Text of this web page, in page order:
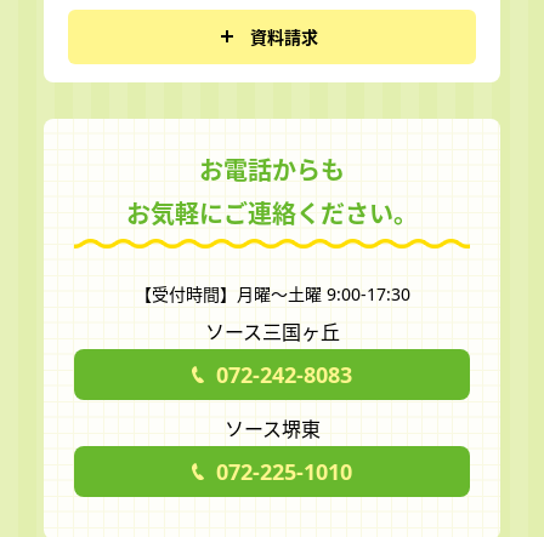
資料請求
お電話からも
お気軽にご連絡ください。
【受付時間】月曜～土曜 9:00-17:30
ソース三国ヶ丘
072-242-8083
ソース堺東
072-225-1010